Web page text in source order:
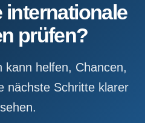
internationale
prüfen?
kann helfen, Chancen,
nächste Schritte klarer